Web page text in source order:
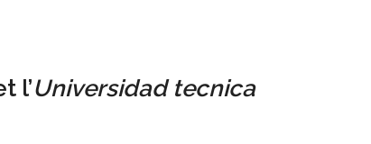
l’Universidad tecnica